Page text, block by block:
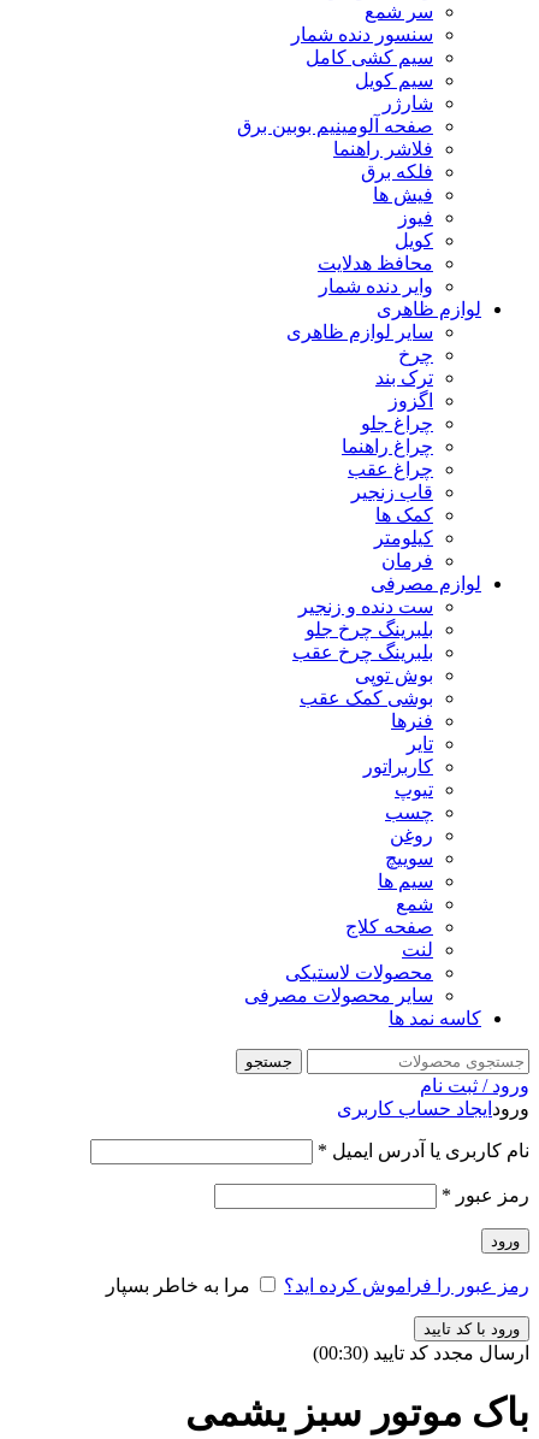
سر شمع
سنسور دنده شمار
سیم کشی کامل
سیم کویل
شارژر
صفحه آلومینیم بوبین برق
فلاشر راهنما
فلکه برق
فیش ها
فیوز
کویل
محافظ هدلایت
وایر دنده شمار
لوازم ظاهری
سایر لوازم ظاهری
چرخ
ترک بند
اگزوز
چراغ جلو
چراغ راهنما
چراغ عقب
قاب زنجیر
کمک ها
کیلومتر
فرمان
لوازم مصرفی
ست دنده و زنجیر
بلبرینگ چرخ جلو
بلبرینگ چرخ عقب
بوش توپی
بوشی کمک عقب
فنرها
تایر
کاربراتور
تیوپ
چسب
روغن
سوییچ
سیم ها
شمع
صفحه کلاج
لنت
محصولات لاستیکی
سایر محصولات مصرفی
کاسه نمد ها
جستجو
ورود / ثبت نام
ورود ایجاد حساب کاربری
نام کاربری یا آدرس ایمیل *
رمز عبور *
ورود
رمز عبور را فراموش کرده اید؟ مرا به خاطر بسپار
ورود با کد تایید
ارسال مجدد کد تایید (00:
30
)
باک موتور سبز یشمی